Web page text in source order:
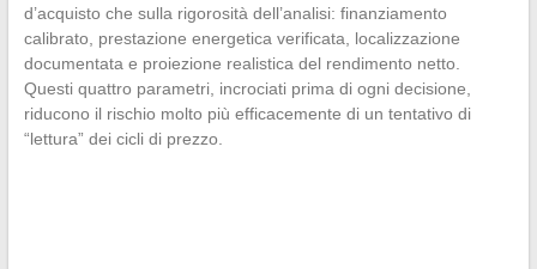
d’acquisto che sulla rigorosità dell’analisi: finanziamento
calibrato, prestazione energetica verificata, localizzazione
documentata e proiezione realistica del rendimento netto.
Questi quattro parametri, incrociati prima di ogni decisione,
riducono il rischio molto più efficacemente di un tentativo di
“lettura” dei cicli di prezzo.